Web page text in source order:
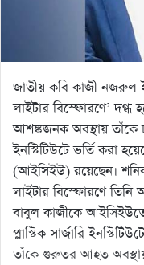
জাতীয় কবি কাজী নজরুল
লাইটার বিস্ফোরণে’ দগ্ধ
আশঙ্কজনক অবস্থায় তাঁকে
ইনস্টিটিউটে ভর্তি করা
(আইসিইউ) রয়েছেন।
লাইটার বিস্ফোরণে তিনি
বাবুল কাজীকে আইসিইউতে
প্লাস্টিক সার্জারি
তাঁকে গুরুতর আহত অবস্থায়